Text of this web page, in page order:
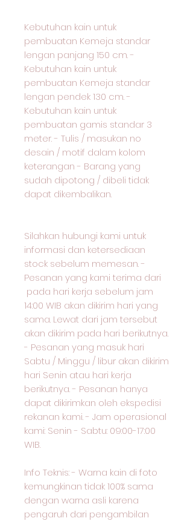
Kebutuhan kain untuk
pembuatan Kemeja standar
lengan panjang 150 cm. -
Kebutuhan kain untuk
pembuatan Kemeja standar
lengan pendek 130 cm. -
Kebutuhan kain untuk
pembuatan gamis standar 3
meter. - Tulis / masukan no
desain / motif dalam kolom
keterangan - Barang yang
sudah dipotong / dibeli tidak
dapat dikembalikan.
Silahkan hubungi kami untuk
informasi dan ketersediaan
stock sebelum memesan. -
Pesanan yang kami terima dari
pada hari kerja sebelum jam
14:00 WIB akan dikirim hari yang
sama. Lewat dari jam tersebut
akan dikirim pada hari berikutnya.
- Pesanan yang masuk hari
Sabtu / Minggu / libur akan dikirim
hari Senin atau hari kerja
berikutnya. - Pesanan hanya
dapat dikirimkan oleh ekspedisi
rekanan kami. - Jam operasional
kami: Senin - Sabtu: 09:00-17:00
WIB.
Info Teknis: - Warna kain di foto
kemungkinan tidak 100% sama
dengan warna asli karena
pengaruh dari pengambilan